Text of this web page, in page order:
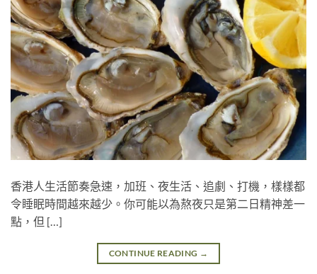
香港人生活節奏急速，加班、夜生活、追劇、打機，樣樣都
令睡眠時間越來越少。你可能以為熬夜只是第二日精神差一
點，但 […]
CONTINUE READING →